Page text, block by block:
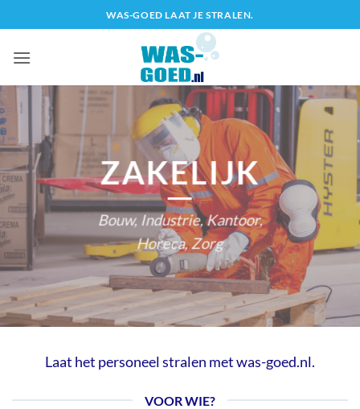
naar
inhoud
WAS-GOED LAAT JE STRALEN.
ZAKELIJK
Bouw, Industrie, Kantoor,
Horeca, Zorg
Laat het personeel stralen met was-goed.nl.
VOOR WIE?